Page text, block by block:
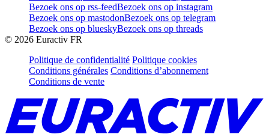
Bezoek ons op rss-feedBezoek ons op instagram
Bezoek ons op mastodonBezoek ons op telegram
Bezoek ons op blueskyBezoek ons op threads
© 2026 Euractiv FR
Politique de confidentialité Politique cookies
Conditions générales Conditions d’abonnement
Conditions de vente